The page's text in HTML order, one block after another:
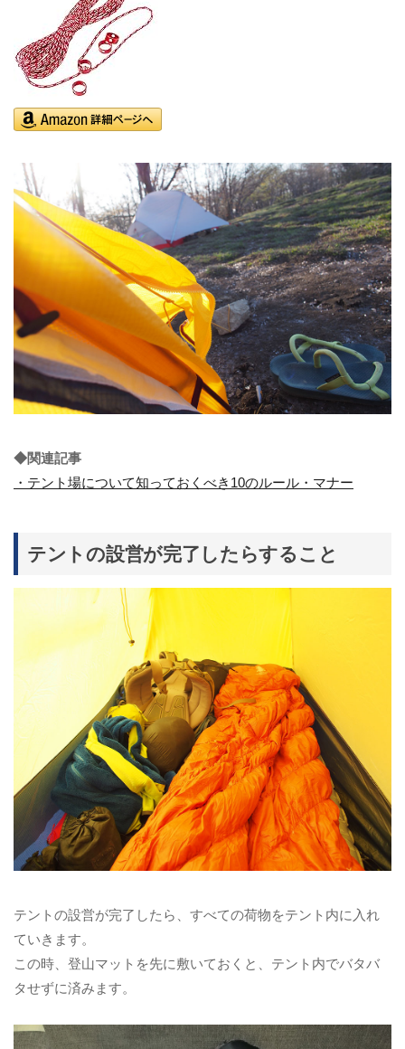
◆関連記事
・テント場について知っておくべき10のルール・マナー
テントの設営が完了したらすること
テントの設営が完了したら、すべての荷物をテント内に入れ
ていきます。
この時、登山マットを先に敷いておくと、テント内でバタバ
タせずに済みます。